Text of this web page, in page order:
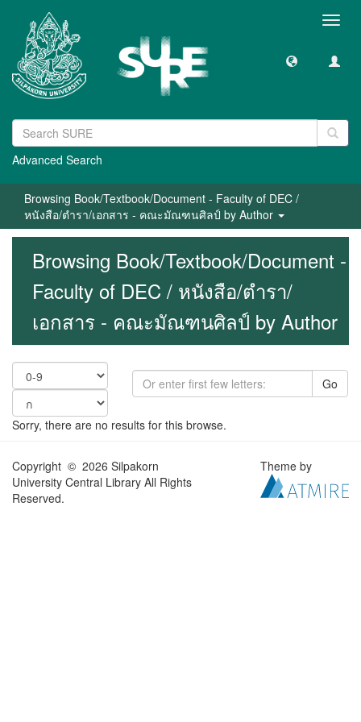
Advanced Search
Browsing Book/Textbook/Document - Faculty of DEC /
หนังสือ/ตำรา/เอกสาร - คณะมัณฑนศิลป์ by Author
Browsing Book/Textbook/Document -
Faculty of DEC / หนังสือ/ตำรา/
เอกสาร - คณะมัณฑนศิลป์ by Author
Go
Sorry, there are no results for this browse.
Copyright © 2026 Silpakorn
University Central Library All Rights
Reserved.
Theme by